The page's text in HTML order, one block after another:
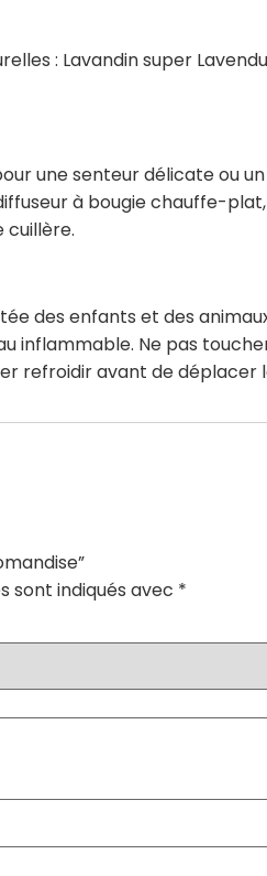
: Lavandin super
une senteur délicate ou
à bougie chauffe-plat,
cuillère.
des enfants et des
inflammable. Ne pas
refroidir avant de déplacer
sont indiqués avec *